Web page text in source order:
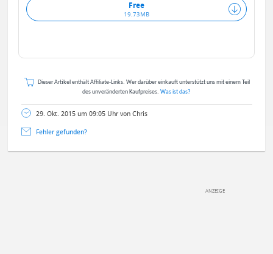
Free
19.73MB
Dieser Artikel enthält Affiliate-Links. Wer darüber einkauft unterstützt uns mit einem Teil
des unveränderten Kaufpreises. Was ist das?
29. Okt. 2015 um 09:05 Uhr von Chris
Fehler gefunden?